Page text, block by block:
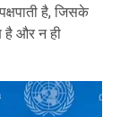
है, जिसके
है और न ही